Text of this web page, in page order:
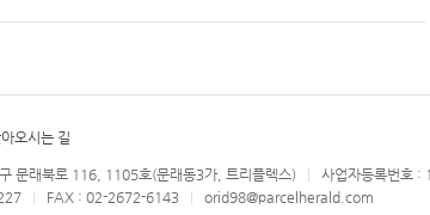
오시는 길
문래북로 116, 1105호(문래동3가, 트리플렉스)
사업자등록번호
FAX : 02-2672-6143 orid98@parcelherald.com